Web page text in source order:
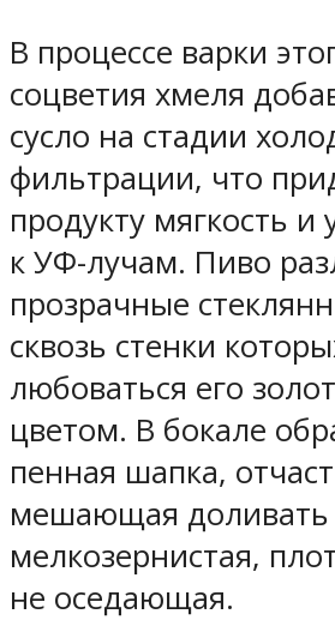
В процессе варки
соцветия хмеля
сусло на стадии
фильтрации, что
продукту мягкость и
к УФ-лучам. Пиво
прозрачные
сквозь стенки
любоваться его
цветом. В бокале
пенная шапка,
мешающая доливать
мелкозернистая,
не оседающая.